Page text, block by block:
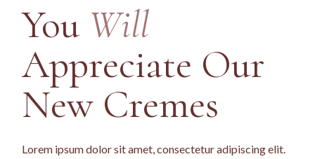
You Will
Appreciate Our
New Cremes
Lorem ipsum dolor sit amet, consectetur adipiscing elit.